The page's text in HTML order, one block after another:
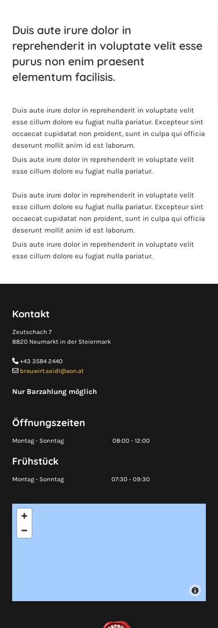
Duis aute irure dolor in
reprehenderit in voluptate velit esse
purus non enim praesent
elementum facilisis.
Duis aute irure dolor in reprehenderit in voluptate velit
esse cillum dolore eu fugiat nulla pariatur. Excepteur sint
occaecat cupidatat non proident, sunt in culpa qui officia
deserunt mollit anim id est laborum.
Duis aute irure dolor in reprehenderit in voluptate velit
esse cillum dolore eu fugiat nulla pariatur.
Duis aute irure dolor in reprehenderit in voluptate velit
esse cillum dolore eu fugiat nulla pariatur. Excepteur sint
occaecat cupidatat non proident, sunt in culpa qui officia
deserunt mollit anim id est laborum.
Duis aute irure dolor in reprehenderit in voluptate velit
esse cillum dolore eu fugiat nulla pariatur.
Kontakt
Zeutschach 7
8820 Neumarkt in der Steiermark
 +43 3584 2440
 brauwirt.seidl@aon.at
Nur Barzahlung möglich
Öffnungszeiten
Montag - Sonntag 08:00 - 12:00
Frühstück
Montag - Sonntag 07:30 - 09:30